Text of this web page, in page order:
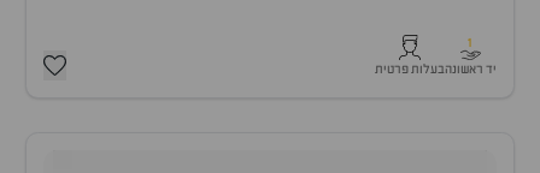
1
יד ראשונהבעלות פרטית